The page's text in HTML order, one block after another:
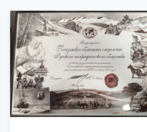
национальную
экспозицию площадью
свыше 1 000 кв. метров.